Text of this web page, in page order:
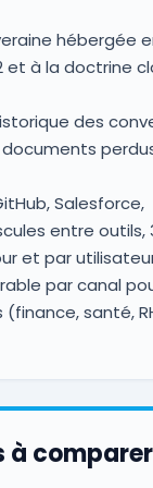
hébergée
et à la doctrine
des
Salesforce,
entre outils,
et par
par canal
santé,
à comparer